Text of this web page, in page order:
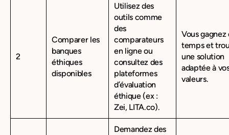
2
Comparer les
banques
éthiques
disponibles
Utilisez des
outils comme
des
comparateurs
en ligne ou
consultez des
plateformes
d’évaluation
éthique (ex :
Zei, LITA.co).
Vous gagnez
temps et
une solution
adaptée à
valeurs.
Demandez des